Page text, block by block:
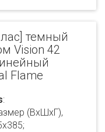
темный
Vision 42
Flame
:
(ВхШхГ),